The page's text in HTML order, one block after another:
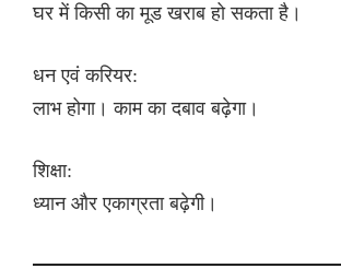
घर में किसी का मूड खराब हो सकता है।
धन एवं करियर:
लाभ होगा। काम का दबाव बढ़ेगा।
शिक्षा:
ध्यान और एकाग्रता बढ़ेगी।